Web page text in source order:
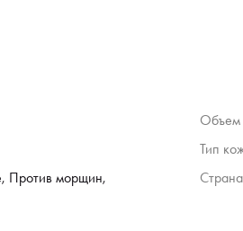
Объем
Тип
Против морщин,